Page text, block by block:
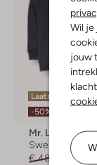
Wil je
jouw
Laatste item
-50%
Mr. Loutre
Sweater
€ 48,99
€ 23,99